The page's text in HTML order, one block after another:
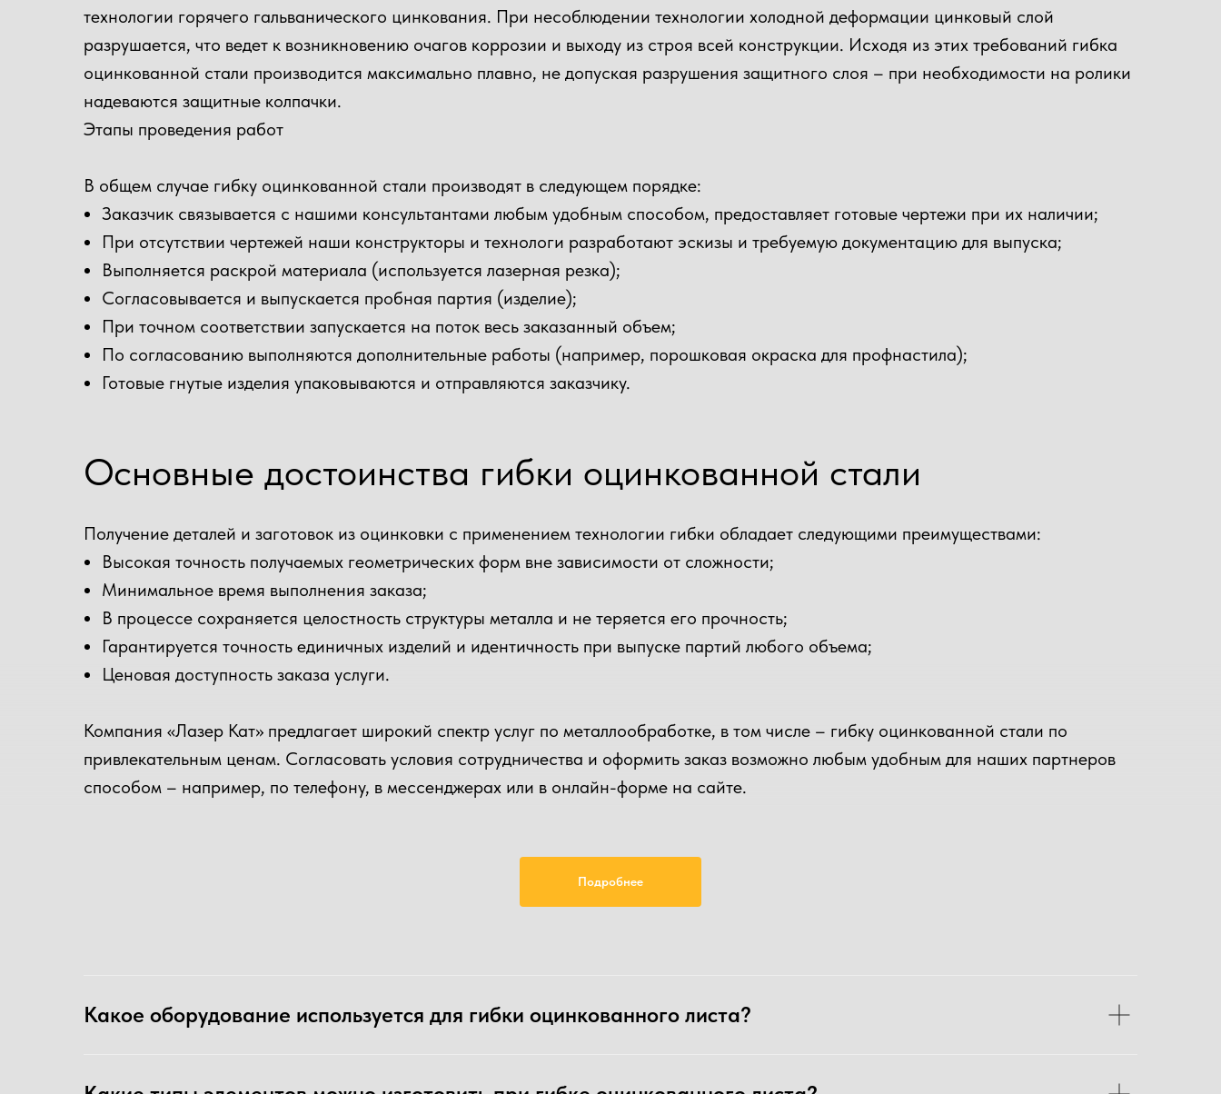
технологии горячего гальванического цинкования. При несоблюдении технологии холодной деформации цинковый слой
разрушается, что ведет к возникновению очагов коррозии и выходу из строя всей конструкции. Исходя из этих требований гибка
оцинкованной стали производится максимально плавно, не допуская разрушения защитного слоя – при необходимости на ролики
надеваются защитные колпачки.
Этапы проведения работ
В общем случае гибку оцинкованной стали производят в следующем порядке:
Заказчик связывается с нашими консультантами любым удобным способом, предоставляет готовые чертежи при их наличии;
При отсутствии чертежей наши конструкторы и технологи разработают эскизы и требуемую документацию для выпуска;
Выполняется раскрой материала (используется лазерная резка);
Согласовывается и выпускается пробная партия (изделие);
При точном соответствии запускается на поток весь заказанный объем;
По согласованию выполняются дополнительные работы (например, порошковая окраска для профнастила);
Готовые гнутые изделия упаковываются и отправляются заказчику.
Получение деталей и заготовок из оцинковки с применением технологии гибки обладает следующими преимуществами:
Высокая точность получаемых геометрических форм вне зависимости от сложности;
Минимальное время выполнения заказа;
В процессе сохраняется целостность структуры металла и не теряется его прочность;
Гарантируется точность единичных изделий и идентичность при выпуске партий любого объема;
Ценовая доступность заказа услуги.
Компания «Лазер Кат» предлагает широкий спектр услуг по металлообработке, в том числе – гибку оцинкованной стали по
привлекательным ценам. Согласовать условия сотрудничества и оформить заказ возможно любым удобным для наших партнеров
способом – например, по телефону, в мессенджерах или в онлайн-форме на сайте.
Основные достоинства гибки оцинкованной стали
Подробнее
чем точнее будет передан внешний вид изделия, тем быстрее мы сможем его сделать.
Какое оборудование используется для гибки оцинкованного листа?